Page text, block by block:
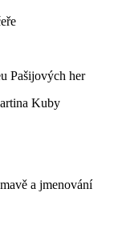
Pašijových her
Kuby
a jmenování